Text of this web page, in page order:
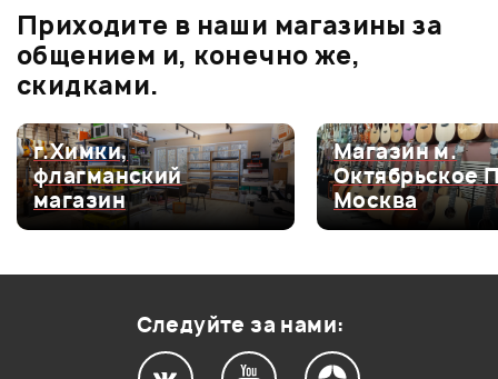
0.0
Оценка5
0
Оценка4
0
Оценка3
0
Приходите в наши магазины за
общением и, конечно же,
скидками.
г.Химки,
флагманский
магазин
Магазин м.
Октябрьское
Москва
Следуйте за нами: